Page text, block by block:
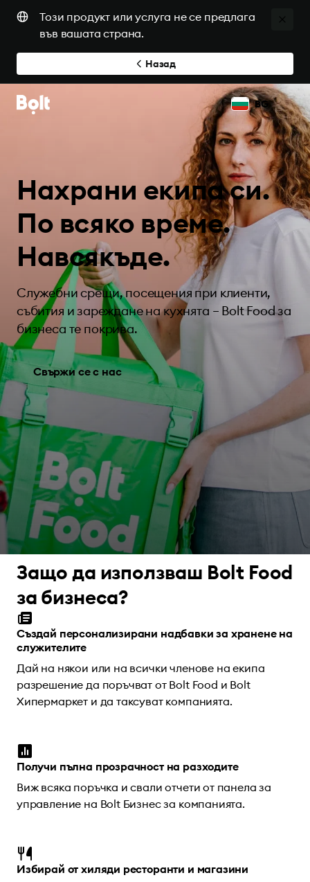
Този продукт или услуга не се предлага
във вашата страна.
Назад
BG
Нахрани екипа си.
По всяко време.
Навсякъде.
Служебни срещи, посещения при клиенти,
събития и зареждане на кухнята – Bolt Food за
бизнеса те покрива.
Свържи се с нас
Защо да използваш Bolt Food
за бизнеса?
Създай персонализирани надбавки за хранене на
служителите
Дай на някои или на всички членове на екипа
разрешение да поръчват от Bolt Food и Bolt
Хипермаркет и да таксуват компанията.
Получи пълна прозрачност на разходите
Виж всяка поръчка и свали отчети от панела за
управление на Bolt Бизнес за компанията.
Избирай от хиляди ресторанти и магазини